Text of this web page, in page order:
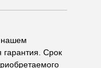
нашем
гарантия. Срок